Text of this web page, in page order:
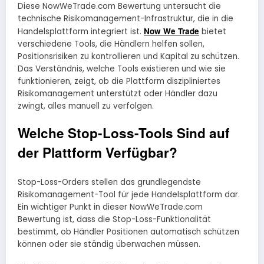
Diese NowWeTrade.com Bewertung untersucht die
technische Risikomanagement-Infrastruktur, die in die
Handelsplattform integriert ist. Now We Trade bietet
verschiedene Tools, die Händlern helfen sollen,
Positionsrisiken zu kontrollieren und Kapital zu schützen.
Das Verständnis, welche Tools existieren und wie sie
funktionieren, zeigt, ob die Plattform diszipliniertes
Risikomanagement unterstützt oder Händler dazu
zwingt, alles manuell zu verfolgen.
Welche Stop-Loss-Tools Sind auf
der Plattform Verfügbar?
Stop-Loss-Orders stellen das grundlegendste
Risikomanagement-Tool für jede Handelsplattform dar.
Ein wichtiger Punkt in dieser NowWeTrade.com
Bewertung ist, dass die Stop-Loss-Funktionalität
bestimmt, ob Händler Positionen automatisch schützen
können oder sie ständig überwachen müssen.